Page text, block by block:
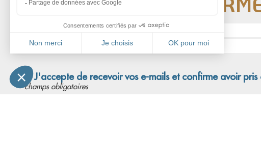
Adresse email* :
J'accepte de recevoir vos e-mails et confirme avoir pris
*champs obligatoires